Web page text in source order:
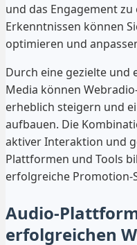
und das Engagement
Erkenntnissen können
optimieren und
Durch eine gezielte und
Media können
erheblich steigern und
aufbauen. Die
aktiver Interaktion und
Plattformen und Tools
erfolgreiche Promotion-
Audio-
erfolgreichen